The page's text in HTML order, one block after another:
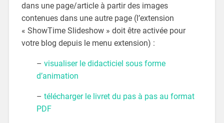
dans une page/article à partir des images
contenues dans une autre page (l’extension
« ShowTime Slideshow » doit être activée pour
votre blog depuis le menu extension) :
– visualiser le didacticiel sous forme
d’animation
– télécharger le livret du pas à pas au format
PDF